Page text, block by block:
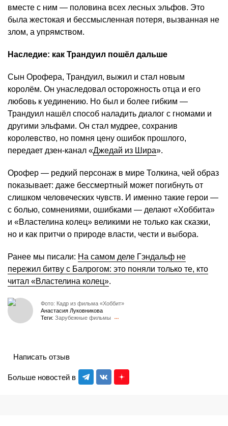
вместе с ним — половина всех лесных эльфов. Это
была жестокая и бессмысленная потеря, вызванная не
злом, а упрямством.
Наследие: как Трандуил пошёл дальше
Сын Орофера, Трандуил, выжил и стал новым
королём. Он унаследовал осторожность отца и его
любовь к уединению. Но был и более гибким —
Трандуил нашёл способ наладить диалог с гномами и
другими эльфами. Он стал мудрее, сохранив
королевство, но помня цену ошибок прошлого,
передает дзен-канал «Джедай из Шира».
Орофер — редкий персонаж в мире Толкина, чей образ
показывает: даже бессмертный может погибнуть от
слишком человеческих чувств. И именно такие герои —
с болью, сомнениями, ошибками — делают «Хоббита»
и «Властелина колец» великими не только как сказки,
но и как притчи о природе власти, чести и выбора.
Ранее мы писали: На самом деле Гэндальф не
пережил битву с Балрогом: это поняли только те, кто
читал «Властелина колец».
Фото: Кадр из фильма «Хоббит»
Анастасия Луковникова
Теги: Зарубежные фильмы
Больше новостей в
Написать отзыв